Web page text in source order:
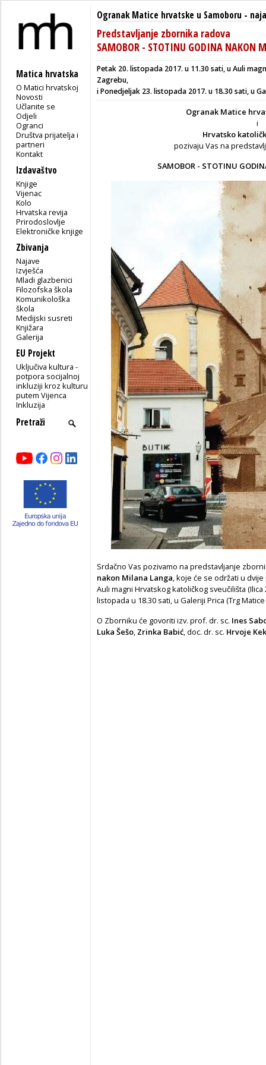
Matica hrvatska
O Matici hrvatskoj
Novosti
Učlanite se
Odjeli
Ogranci
Društva prijatelja i
partneri
Kontakt
Izdavaštvo
Knjige
Vijenac
Kolo
Hrvatska revija
Prirodoslovlje
Elektroničke knjige
Zbivanja
Najave
Izvješća
Mladi glazbenici
Filozofska škola
Komunikološka
škola
Medijski susreti
Knjižara
Galerija
EU Projekt
Uključiva kultura -
potpora socijalnoj
inkluziji kroz kulturu
putem Vijenca
Inkluzija
Ogranak Matice hrvatske u Samoboru -
Predstavljanje zbornika radova
SAMOBOR - STOTINU GODINA NAKON
Petak 20. listopada 2017. u 11.30 sati, u Auli
Zagrebu,
i Ponedjeljak 23. listopada 2017. u 18.30 sati, u
Ogranak Matice
i
Hrvatsko
pozivaju Vas na
SAMOBOR - STOTINU
Srdačno Vas pozivamo na predstavljanje
nakon Milana Langa, koje će se održati u
Auli magni Hrvatskog katoličkog sveučilišta
listopada u 18.30 sati, u Galeriji Prica (Trg
O Zborniku će govoriti izv. prof. dr. sc. Ines
Luka Šešo, Zrinka Babić, doc. dr. sc. Hrvoje